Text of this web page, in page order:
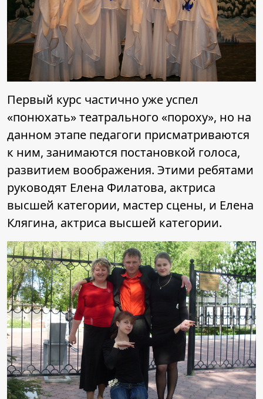
Первый курс частично уже успел
«понюхать» театрального «пороху», но на
данном этапе педагоги присматриваются
к ним, занимаются постановкой голоса,
развитием воображения. Этими ребятами
руководят Елена Филатова, актриса
высшей категории, мастер сцены, и Елена
Клягина, актриса высшей категории.